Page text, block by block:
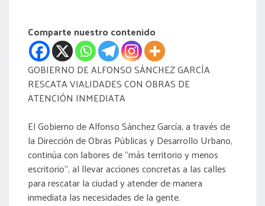
Comparte nuestro contenido
GOBIERNO DE ALFONSO SÁNCHEZ GARCÍA
RESCATA VIALIDADES CON OBRAS DE
ATENCIÓN INMEDIATA
El Gobierno de Alfonso Sánchez García, a través de
la Dirección de Obras Públicas y Desarrollo Urbano,
continúa con labores de “más territorio y menos
escritorio”, al llevar acciones concretas a las calles
para rescatar la ciudad y atender de manera
inmediata las necesidades de la gente.